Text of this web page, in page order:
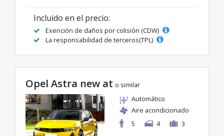
Incluido en el precio:
Exención de daños por colisión (CDW)
La responsabilidad de terceros(TPL)
Opel Astra new at o similar
Automático
Aire acondicionado
5
4 3